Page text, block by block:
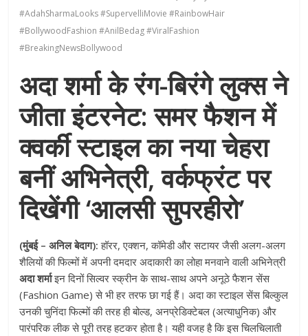
#AdahSharmaLooks #SupervelliMovie #RainbowHair
#BollywoodFashion #AnilBedag #ViralFashion
#BreakingNewsBollywood
अदा शर्मा के रंग-बिरंगे लुक्स ने
जीता इंटरनेट: समर फैशन में
क्वर्की स्टाइल का नया चेहरा
बनीं अभिनेत्री, वर्कफ्रंट पर
दिखेंगी ‘आलसी सुपरहीरो’
(मुंबई – अनिल बेदाग): हॉरर, एक्शन, कॉमेडी और सटायर जैसी अलग-अलग
शैलियों की फिल्मों में अपनी दमदार अदाकारी का लोहा मनवाने वाली अभिनेत्री
अदा शर्माइन दिनों सिल्वर स्क्रीन के साथ-साथ अपने अनूठे फैशन सेंस
(Fashion Game) से भी हर तरफ छा गई हैं। अदा का स्टाइल सेंस बिल्कुल
उनकी चुनिंदा फिल्मों की तरह ही बोल्ड, अनप्रेडिक्टेबल (अत्याधुनिक) और
पारंपरिक लीक से पूरी तरह हटकर होता है। यही वजह है कि इस चिलचिलाती